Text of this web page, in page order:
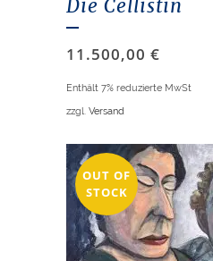
Die Cellistin
11.500,00 €
Enthält 7% reduzierte MwSt
zzgl. Versand
OUT OF
STOCK